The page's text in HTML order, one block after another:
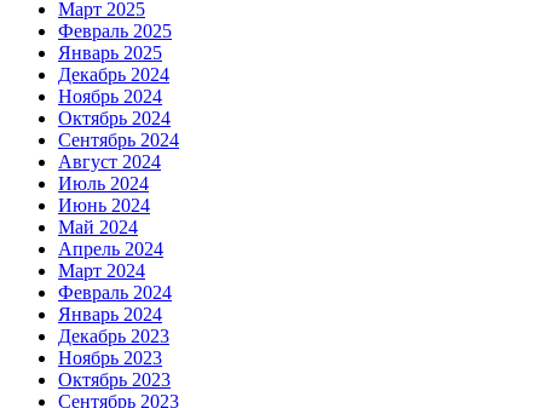
Март 2025
Февраль 2025
Январь 2025
Декабрь 2024
Ноябрь 2024
Октябрь 2024
Сентябрь 2024
Август 2024
Июль 2024
Июнь 2024
Май 2024
Апрель 2024
Март 2024
Февраль 2024
Январь 2024
Декабрь 2023
Ноябрь 2023
Октябрь 2023
Сентябрь 2023